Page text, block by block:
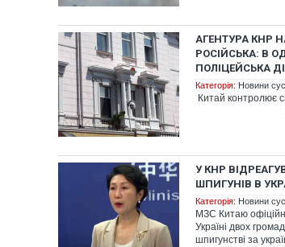
АГЕНТУРА КНР
РОСІЙСЬКА: В
ПОЛІЦЕЙСЬКА
Категорія: Новини
Китай контролює
У КНР
ШПИГУНІВ В
Категорія: Новини
МЗС Китаю
Україні двох
шпигунстві за